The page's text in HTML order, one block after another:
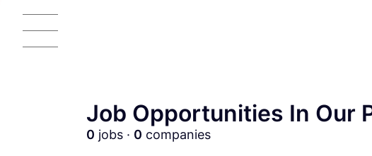
Job Opportunities In Our
0 jobs · 0 companies